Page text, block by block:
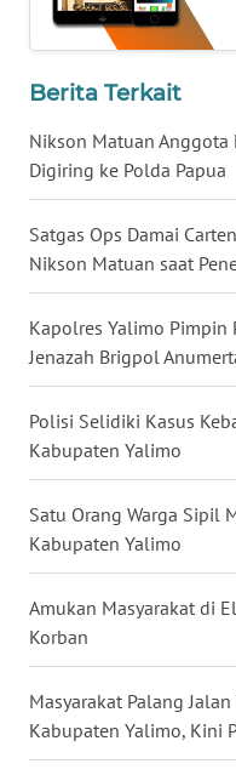
Berita Terkait
Nikson Matuan Anggota
Digiring ke Polda Papua
Satgas Ops Damai
Nikson Matuan saat
Kapolres Yalimo Pimpin
Jenazah Brigpol
Polisi Selidiki Kasus
Kabupaten Yalimo
Satu Orang Warga Sipil
Kabupaten Yalimo
Amukan Masyarakat di
Korban
Masyarakat Palang
Kabupaten Yalimo, Kini
WN
WN
KALSEL
KALTIM
SULSEL
GORONTALO
SULUT
MALUKU
WN
MALUT
WN